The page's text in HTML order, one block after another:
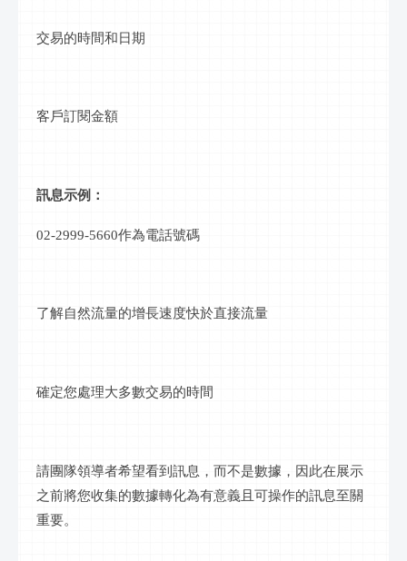
交易的時間和日期
客戶訂閱金額
訊息示例：
02-2999-5660作為電話號碼
了解自然流量的增長速度快於直接流量
確定您處理大多數交易的時間
請團隊領導者希望看到 訊息 ，而不是數據，因此在展示
之前將您收集的數據轉化為有意義且可操作的訊息至關
重要。